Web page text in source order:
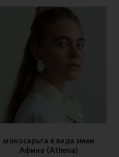
моносерьга в виде змеи
Афина (Athena)